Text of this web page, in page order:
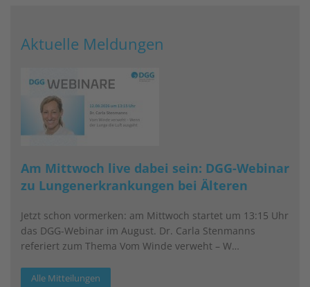
Aktuelle Meldungen
Am Mittwoch live dabei sein: DGG-Webinar
zu Lungenerkrankungen bei Älteren
Jetzt schon vormerken: am Mittwoch startet um 13:15 Uhr
das DGG-Webinar im August. Dr. Carla Stenmanns
referiert zum Thema Vom Winde verweht – W…
Alle Mitteilungen